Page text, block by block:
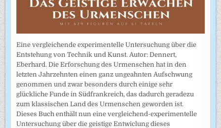
Eine vergleichende experimentelle Untersuchung über die
Entstehung von Technik und Kunst. Autor: Dennert,
Eberhard. Die Erforschung des Urmenschen hat in den
letzten Jahrzehnten einen ganz ungeahnten Aufschwung
genommen und zwar besonders durch einige sehr
glückliche Funde in Südfrankreich, das dadurch geradezu
zum klassischen Land des Urmenschen geworden ist.
Dieses Buch enthält nun eine vergleichend-experimentelle
Untersuchung über die geistige Entwiclung dieses